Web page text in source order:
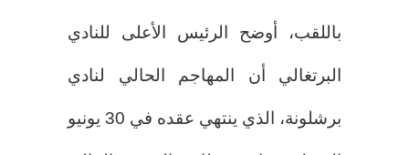
باللقب، أوضح الرئيس الأعلى للنادي
البرتغالي أن المهاجم الحالي لنادي
برشلونة، الذي ينتهي عقده في 30 يونيو